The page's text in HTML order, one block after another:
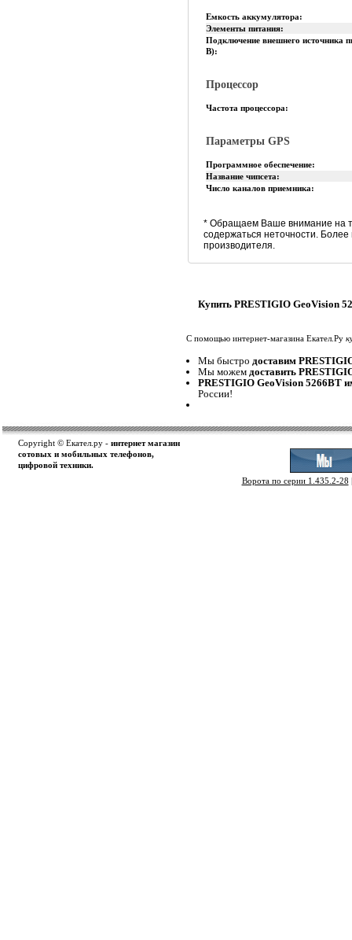
Емкость аккумулятора:
Элементы питания:
Подключение внешнего источника
В):
Процессор
Частота процессора:
Параметры GPS
Программное обеспечение:
Название чипсета:
Число каналов приемника:
* Обращаем Ваше внимание на
содержаться неточности.
производителя.
Купить PRESTIGIO GeoVision
С помощью интернет-магазина Екател.Ру
Мы быстро доставим
Мы можем доставить
PRESTIGIO GeoVision 5266BT
России!
Copyright © Екател.ру - интернет магазин
сотовых и мобильных телефонов,
цифровой техники.
Ворота по серии 1.435.2-28